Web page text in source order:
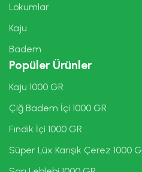
Lokumlar
Kaju
Badem
Popüler Ürünler
Kaju 1000 GR
Çiğ Badem İçi 1000 GR
Fındık İçi 1000 GR
Süper Lüx Karışık Çerez 1000